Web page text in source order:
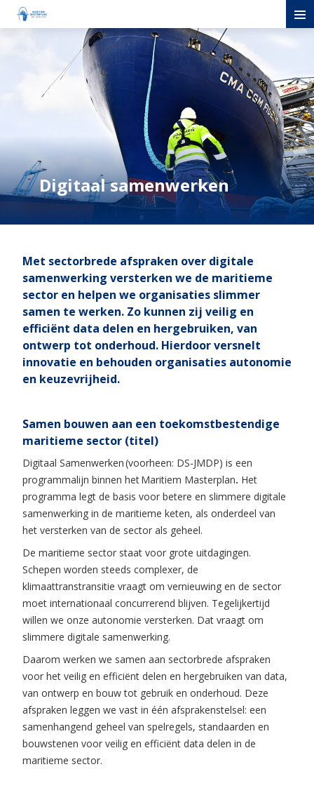
Digitaal samenwerken
Met sectorbrede afspraken over digitale
samenwerking versterken we de maritieme
sector en helpen we organisaties slimmer
samen te werken. Zo kunnen zij veilig en
efficiënt data delen en hergebruiken, van
ontwerp tot onderhoud. Hierdoorversnelt
innovatie en behouden organisaties autonomie
en keuzevrijheid.
Samen bouwen aan een toekomstbestendige
maritieme sector (titel)
Digitaal Samenwerken(voorheen: DS-JMDP) is een
programmalijn binnen hetMaritiem Masterplan. Het
programma legt de basis voor betere en slimmere digitale
samenwerking in de maritieme keten, als onderdeel van
het versterken van de sector als geheel.
De maritieme sector staat voor grote uitdagingen.
Schepen worden steeds complexer, de
klimaattranstransitie vraagt om vernieuwing en de sector
moet internationaal concurrerend blijven. Tegelijkertijd
willen we onze autonomie versterken. Dat vraagt om
slimmere digitale samenwerking.
Daarom werken we samen aan sectorbrede afspraken
voor het veilig en efficiënt delen en hergebruiken van data,
van ontwerp en bouw tot gebruik en onderhoud. Deze
afspraken leggen we vast in één afsprakenstelsel: een
samenhangend geheel van spelregels, standaarden en
bouwstenen voor veilig en efficiënt data delen in de
maritieme sector.